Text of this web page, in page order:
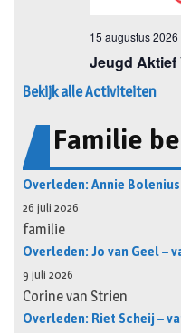
Bekijk alle Activiteiten
Familie
Overleden: Annie
26 juli 2026
familie
Overleden: Jo van Geel –
9 juli 2026
Corine van Strien
Overleden: Riet Scheij –